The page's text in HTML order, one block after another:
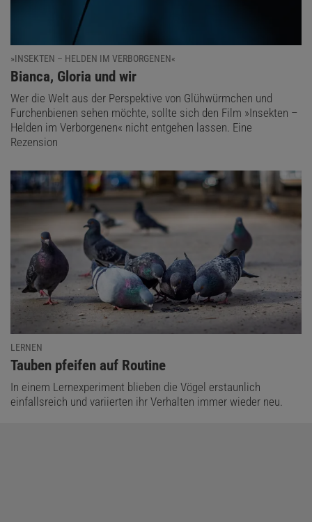
»INSEKTEN – HELDEN IM VERBORGENEN«
:
Bianca, Gloria und wir
Wer die Welt aus der Perspektive von Glühwürmchen und
Furchenbienen sehen möchte, sollte sich den Film »Insekten –
Helden im Verborgenen« nicht entgehen lassen. Eine
Rezension
LERNEN
:
Tauben pfeifen auf Routine
In einem Lernexperiment blieben die Vögel erstaunlich
einfallsreich und variierten ihr Verhalten immer wieder neu.